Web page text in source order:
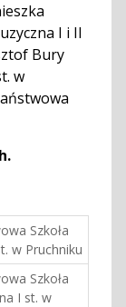
I i II
Bury
w
Szkoła
w Pruchniku
Szkoła
I st. w